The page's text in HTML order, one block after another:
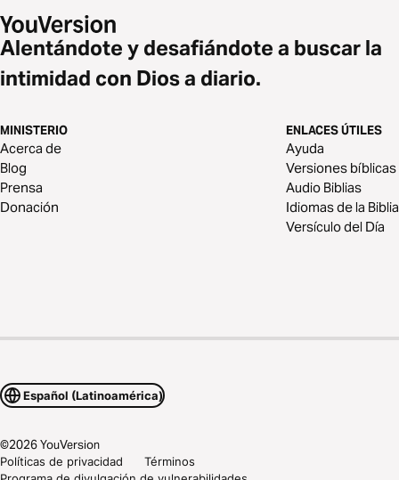
Alentándote y desafiándote a buscar la
intimidad con Dios a diario.
MINISTERIO
Acerca de
Blog
Prensa
Donación
ENLACES ÚTILES
Ayuda
Versiones bíblicas
Audio Biblias
Idiomas de la Biblia
Versículo del Día
Español (Latinoamérica)
©2026YouVersion
Políticas de privacidad
Términos